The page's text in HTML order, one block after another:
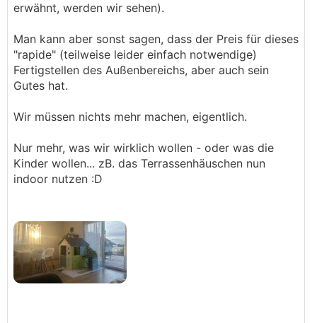
erwähnt, werden wir sehen).
Man kann aber sonst sagen, dass der Preis für dieses
"rapide" (teilweise leider einfach notwendige)
Fertigstellen des Außenbereichs, aber auch sein
Gutes hat.
Wir müssen nichts mehr machen, eigentlich.
Nur mehr, was wir wirklich wollen - oder was die
Kinder wollen... zB. das Terrassenhäuschen nun
indoor nutzen :D